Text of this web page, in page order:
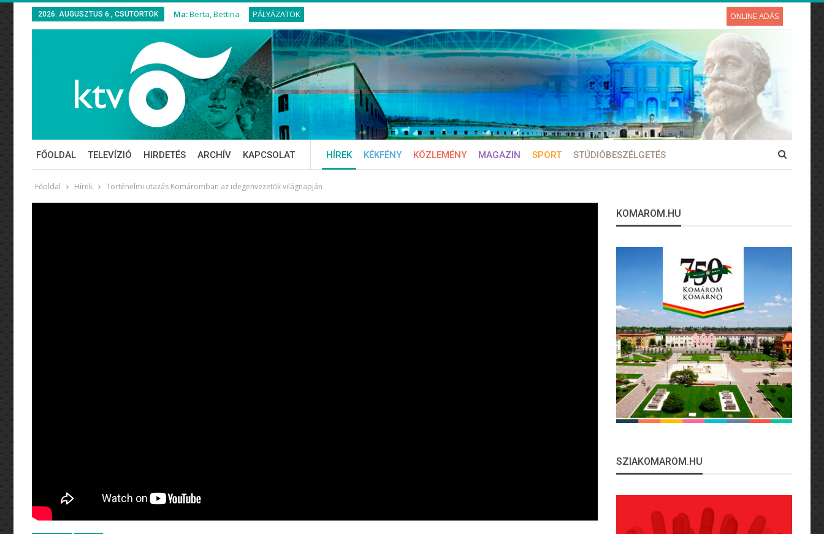
2026. AUGUSZTUS 6., CSÜTÖRTÖK Ma:Berta, Bettina PÁLYÁZATOK ONLINE ADÁS
FŐOLDAL TELEVÍZIÓ HIRDETÉS ARCHÍV KAPCSOLAT HÍREK KÉKFÉNY KÖZLEMÉNY MAGAZIN SPORT STÚDIÓBESZÉLGETÉS
Főoldal Hírek Történelmi utazás Komáromban az idegenvezetők világnapján
KOMAROM.HU
SZIAKOMAROM.HU